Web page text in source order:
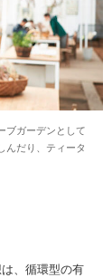
ブガーデンとして
んだり、ティータ
、循環型の有